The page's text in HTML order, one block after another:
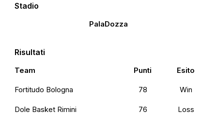
Stadio
PalaDozza
Risultati
Team Punti Esito
Fortitudo Bologna 78 Win
Dole Basket Rimini 76 Loss